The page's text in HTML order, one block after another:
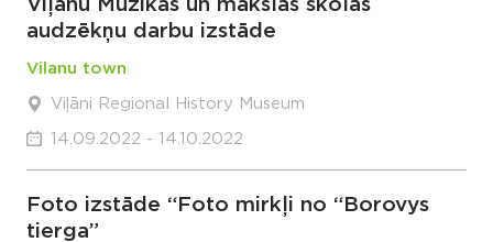
Viļānu Mūzikas un mākslas skolas
audzēkņu darbu izstāde
Vilanu town
Viļāni Regional History Museum
14.09.2022 - 14.10.2022
Foto izstāde “Foto mirkļi no “Borovys
tierga”